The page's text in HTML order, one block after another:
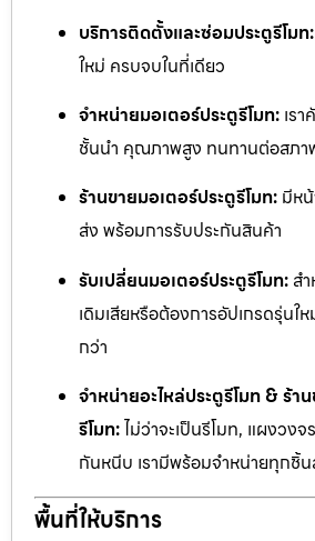
บริการติดตั้งและซ่อมประตูรีโมท:
ใหม่ ครบจบในที่เดียว
จำหน่ายมอเตอร์ประตูรีโมท: เร
ชั้นนำ คุณภาพสูง ทนทานต่อสภา
ร้านขายมอเตอร์ประตูรีโมท: มีห
ส่ง พร้อมการรับประกันสินค้า
รับเปลี่ยนมอเตอร์ประตูรีโมท: ส
เดิมเสียหรือต้องการอัปเกรดรุ่น
กว่า
จำหน่ายอะไหล่ประตูรีโมท & ร้า
รีโมท:ไม่ว่าจะเป็นรีโมท, แผงวงจ
กันหนีบ เรามีพร้อมจำหน่ายทุกชิ้
พื้นที่ให้บริการ